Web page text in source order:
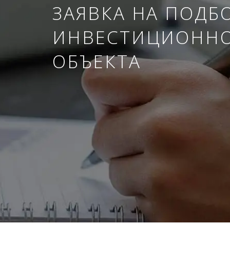
ЗАЯВКА НА
ОБЪЕКТА